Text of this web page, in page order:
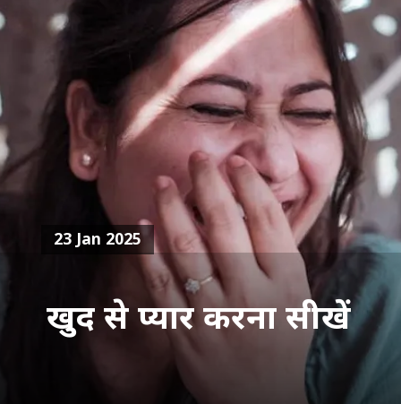
खुद से प्यार करना सीखें
23 Jan 2025